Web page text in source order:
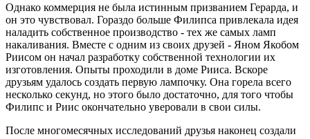
Однако коммерция не была истинным призванием Герарда, и
он это чувствовал. Гораздо больше Филипса привлекала идея
наладить собственное производство - тех же самых ламп
накаливания. Вместе с одним из своих друзей - Яном Якобом
Риисом он начал разработку собственной технологии их
изготовления. Опыты проходили в доме Рииса. Вскоре
друзьям удалось создать первую лампочку. Она горела всего
несколько секунд, но этого было достаточно, для того чтобы
Филипс и Риис окончательно уверовали в свои силы.
После многомесячных исследований друзья наконец создали